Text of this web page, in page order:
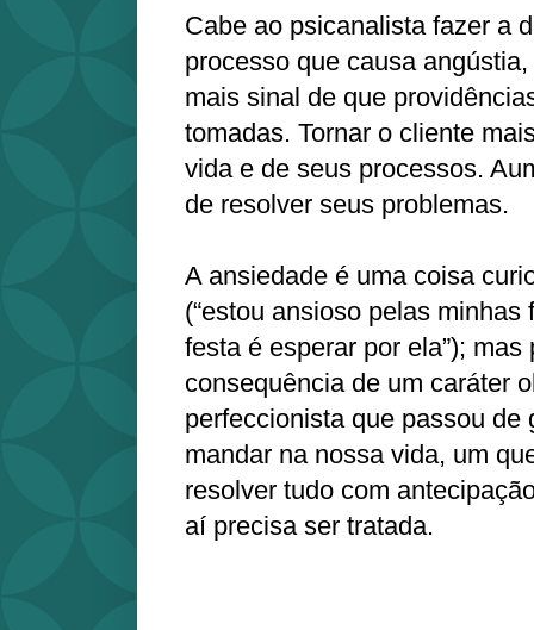
Cabe ao psicanalista fazer a
processo que causa
mais sinal de que
tomadas. Tornar o cliente
vida e de seus processos.
de resolver seus problemas.
A ansiedade é uma coisa
(“estou ansioso pelas minhas
festa é esperar por ela”); mas
consequência de um caráter
perfeccionista que passou de
mandar na nossa vida, um
resolver tudo com
aí precisa ser tratada.